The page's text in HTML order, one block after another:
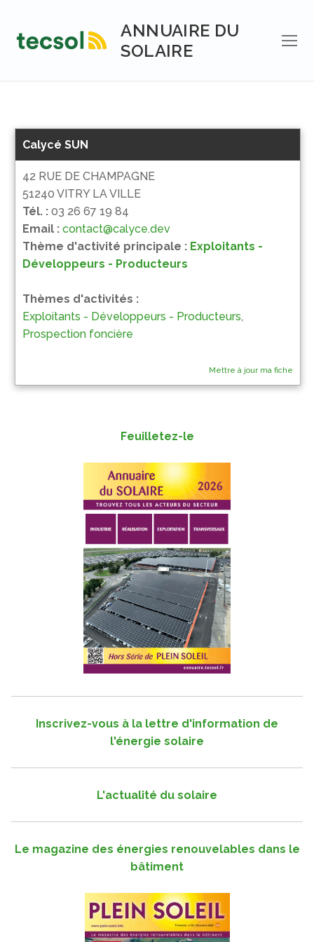
contenu
ANNUAIRE DU
SOLAIRE
Calycé SUN
42 RUE DE CHAMPAGNE
51240 VITRY LA VILLE
Tél. : 03 26 67 19 84
Email : contact@calyce.dev
Thème d'activité principale : Exploitants -
Développeurs - Producteurs
Thèmes d'activités :
Exploitants - Développeurs - Producteurs,
Prospection foncière
Mettre à jour ma fiche
Feuilletez-le
Inscrivez-vous à la lettre d'information de
l'énergie solaire
L'actualité du solaire
Le magazine des énergies renouvelables dans le
bâtiment